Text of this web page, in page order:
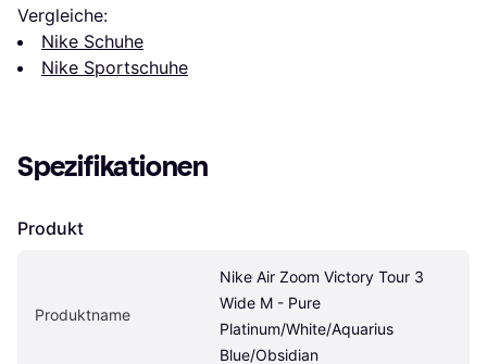
Vergleiche:
Nike Schuhe
Nike Sportschuhe
Spezifikationen
Produkt
Produktname
Nike Air Zoom Victory Tour 3
Wide M - Pure
Platinum/White/Aquarius
Blue/Obsidian